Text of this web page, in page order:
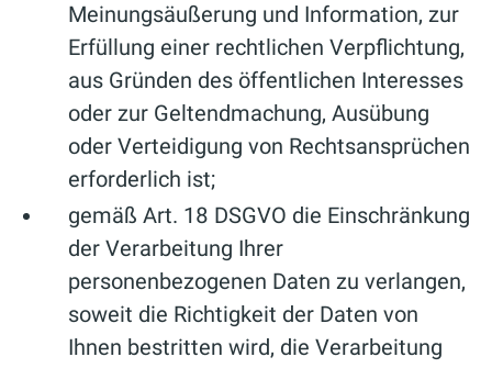
Meinungsäußerung und Information, zur
Erfüllung einer rechtlichen Verpflichtung,
aus Gründen des öffentlichen Interesses
oder zur Geltendmachung, Ausübung
oder Verteidigung von Rechtsansprüchen
erforderlich ist;
gemäß Art. 18 DSGVO die Einschränkung
der Verarbeitung Ihrer
personenbezogenen Daten zu verlangen,
soweit die Richtigkeit der Daten von
Ihnen bestritten wird, die Verarbeitung